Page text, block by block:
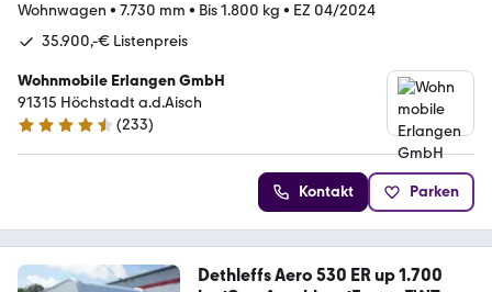
Wohnwagen • 7.730 mm • Bis 1.800 kg • EZ 04/2024
35.900,-€ Listenpreis
Wohnmobile Erlangen GmbH
91315 Höchstadt a.d.Aisch
4.6 Sterne
(233)
Kontakt Parken
Dethleffs Aero 530 ER up 1.700